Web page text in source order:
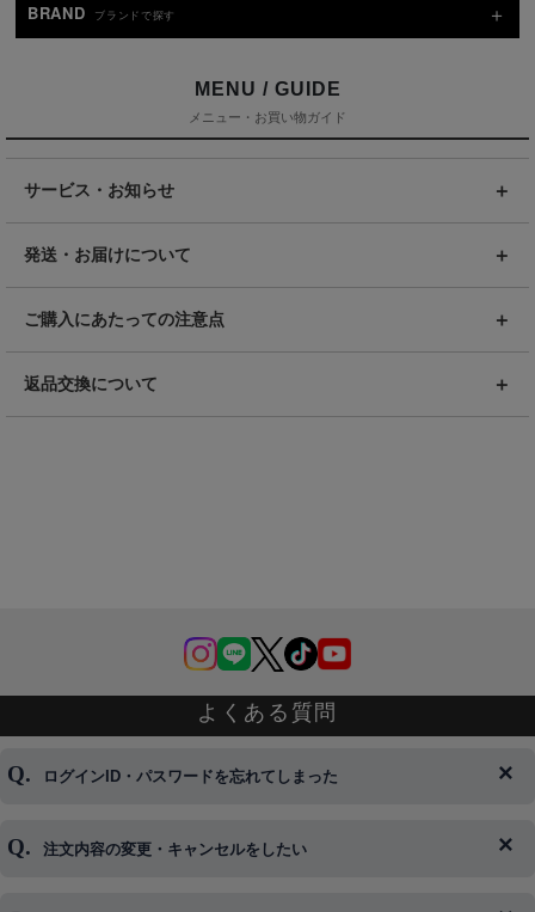
BRAND ブランドで探す
MENU / GUIDE
メニュー・お買い物ガイド
サービス・お知らせ
発送・お届けについて
ご購入にあたっての注意点
返品交換について
よくある質問
ログインID・パスワードを忘れてしまった
◆下記ページより、ログインIDの変更が可能です。
注文内容の変更・キャンセルをしたい